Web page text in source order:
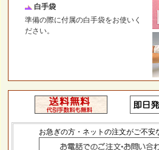
白手袋
準備の際に付属の白手袋をお使いく
ださい。
お急ぎの方・ネットの注文がご不安